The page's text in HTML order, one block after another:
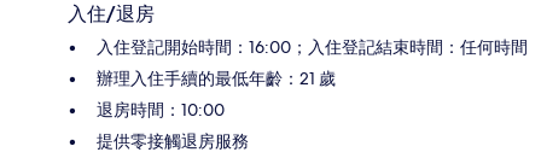
入住/退房
入住登記開始時間：16:00；入住登記結束時間：任何時間
辦理入住手續的最低年齡：21 歲
退房時間：10:00
提供零接觸退房服務